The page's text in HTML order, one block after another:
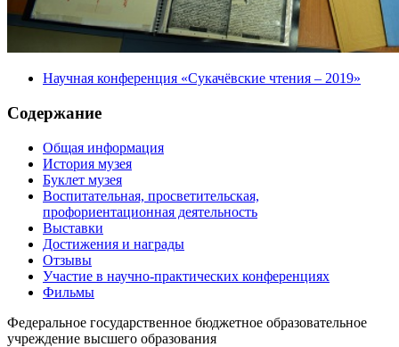
Научная конференция «Сукачёвские чтения – 2019»
Содержание
Общая информация
История музея
Буклет музея
Воспитательная, просветительская,
профориентационная деятельность
Выставки
Достижения и награды
Отзывы
Участие в научно-практических конференциях
Фильмы
Федеральное государственное бюджетное образовательное
учреждение высшего образования